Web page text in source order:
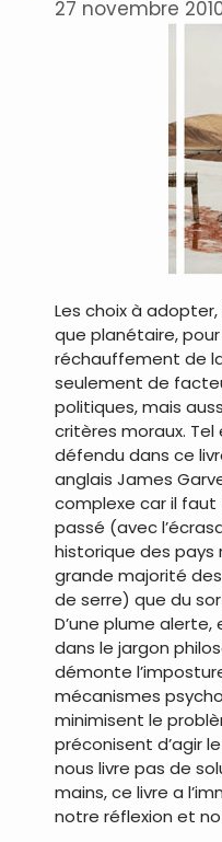
27 novembre
Les choix à
que planétaire,
réchauffement de
seulement de
politiques, mais
critères moraux.
défendu dans ce
anglais James
complexe car il
passé (avec
historique des pays
grande majorité
de serre) que du
D’une plume
dans le jargon
démonte
mécanismes
minimisent le
préconisent d’agir
nous livre pas de
mains, ce livre a
notre réflexion et